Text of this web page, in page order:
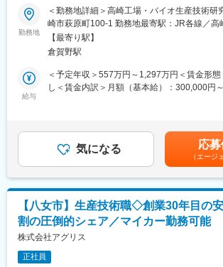
◇変化に強い知識とスキルの獲得
外部環境の変化が激しい医薬品業界において
い計画立案を通じ、最新の開発トレンドや技
得できます。
社内経営層や規制当局に受け入れられる開発
過程で、説得力ある企画力と論理的思考力を
変更の範囲：会社の定める業務
■業務内容：
・バイオ医薬品の原薬生産プロセス開発（生
ロセス開発、新規技術開発、プロセス管理戦
ップ検討、Process characterization試験、製
管および製造支援など）
・バイオ医薬品及び再生医療等製品（細胞遺
ートにおける国内外規制当局に対する申請関
■ポジション魅力：
協和キリンではグローバルスペシャリティフ
げ、バイオ医薬品（抗体、ADCなど）の開発
なるものです。実験室での要素技術の深堀だ
たプロセスや技術を製造サイトに移管し、実
て、自らの研究活動が製品につながる喜びを
ます。クロスファンクショナルなチームの中
て、初期開発から上市に至る一連の開発プロ
できます。また、部署としては細胞・遺伝子
勤務地
＜勤務地詳細＞高崎工場・バイオ生産技術研
崎市萩原町100-1 勤務地最寄駅：JR各線／高
屋内全面禁煙変更の範囲：会社の定める事業所
【最寄り駅】
倉賀野駅
給与
＜予定年収＞557万円～1,297万円＜賃金形
し＜賃金内訳＞月額（基本給）：300,000円
じて上下する可能性があります。月給(月額)
記です。気になる 応
（エージ
【八女市】生産技術職◇創業30年目の
割の圧倒的シェア／マイカー勤務可能
株式会社アグリス
正社員